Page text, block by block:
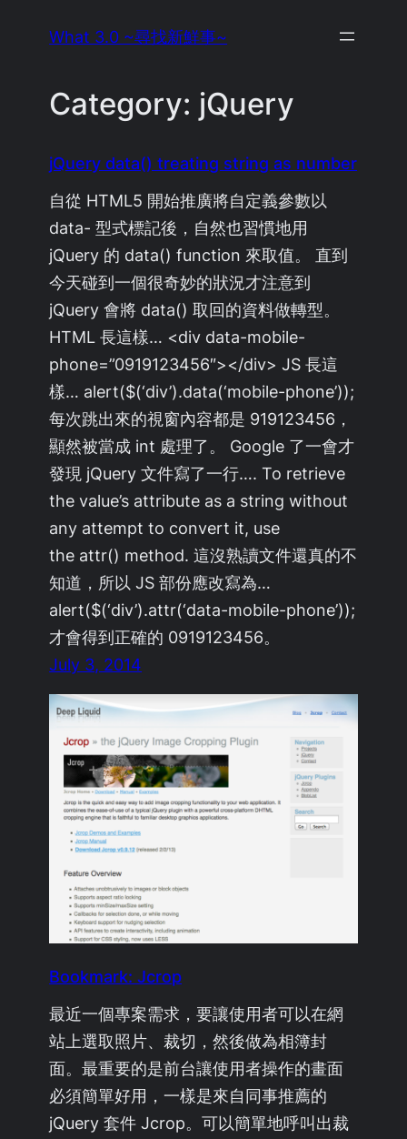
What 3.0 ~尋找新鮮事~
Category: jQuery
jQuery data() treating string as number
自從 HTML5 開始推廣將自定義參數以
data- 型式標記後，自然也習慣地用
jQuery 的 data() function 來取值。 直到
今天碰到一個很奇妙的狀況才注意到
jQuery 會將 data() 取回的資料做轉型。
HTML 長這樣… <div data-mobile-
phone=”0919123456″></div> JS 長這
樣… alert($(‘div’).data(‘mobile-phone’));
每次跳出來的視窗內容都是 919123456，
顯然被當成 int 處理了。 Google 了一會才
發現 jQuery 文件寫了一行…. To retrieve
the value’s attribute as a string without
any attempt to convert it, use
the attr() method. 這沒熟讀文件還真的不
知道，所以 JS 部份應改寫為…
alert($(‘div’).attr(‘data-mobile-phone’));
才會得到正確的 0919123456。
July 3, 2014
Bookmark: Jcrop
最近一個專案需求，要讓使用者可以在網
站上選取照片、裁切，然後做為相簿封
面。最重要的是前台讓使用者操作的畫面
必須簡單好用，一樣是來自同事推薦的
jQuery 套件 Jcrop。可以簡單地呼叫出裁